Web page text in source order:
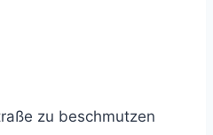
zu beschmutzen